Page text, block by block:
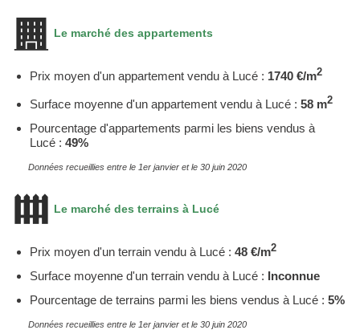
Le marché des appartements
Prix moyen d'un appartement vendu à Lucé : 1740 €/m2
Surface moyenne d'un appartement vendu à Lucé : 58 m2
Pourcentage d'appartements parmi les biens vendus à
Lucé : 49%
Données recueillies entre le 1er janvier et le 30 juin 2020
Le marché des terrains à Lucé
Prix moyen d'un terrain vendu à Lucé : 48 €/m2
Surface moyenne d'un terrain vendu à Lucé : Inconnue
Pourcentage de terrains parmi les biens vendus à Lucé : 5%
Données recueillies entre le 1er janvier et le 30 juin 2020